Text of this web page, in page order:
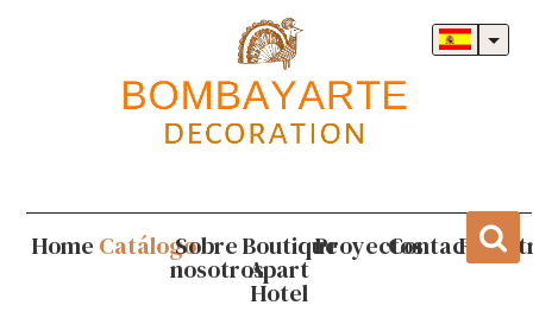
Home CatálogoSobre
nosotros
Boutique
Apart
Hotel
ProyectosContacto